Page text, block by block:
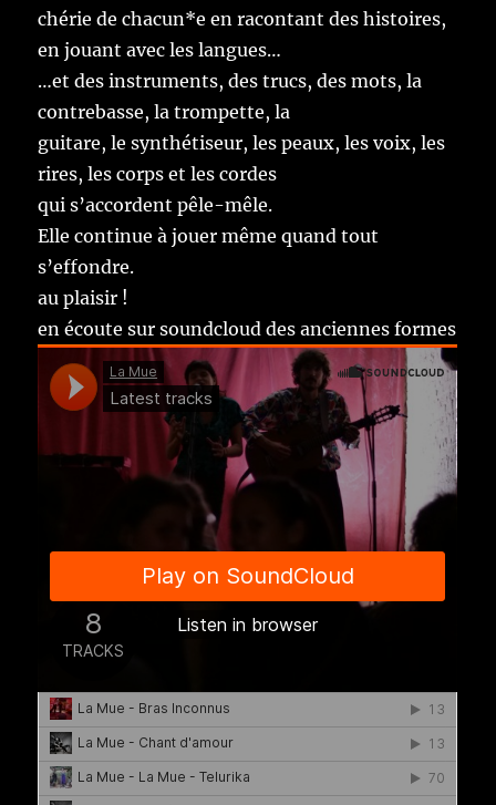
chérie de chacun*e en racontant des histoires,
en jouant avec les langues…
…et des instruments, des trucs, des mots, la
contrebasse, la trompette, la
guitare, le synthétiseur, les peaux, les voix, les
rires, les corps et les cordes
qui s’accordent pêle-mêle.
Elle continue à jouer même quand tout
s’effondre.
au plaisir !
en écoute sur soundcloud des anciennes formes